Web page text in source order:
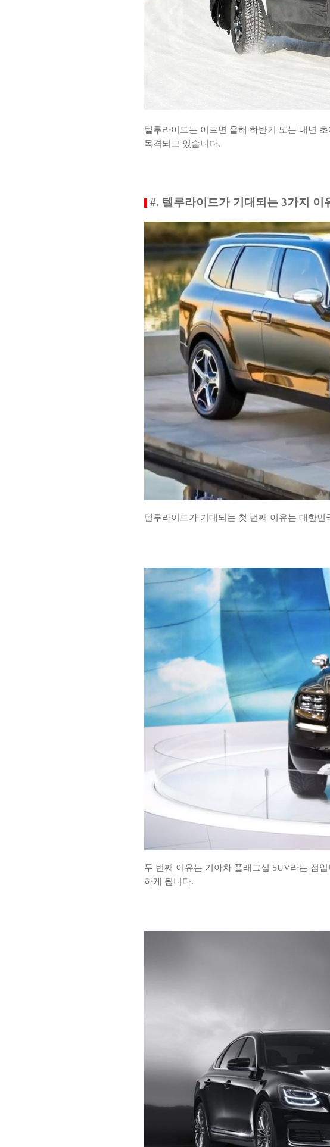
텔루라이드는 이르면 올해 하반기 또는 내년
목격되고 있습니다.
#. 텔루라이드가 기대되는 3가지 이
텔루라이드가 기대되는 첫 번째 이유는 대한
두 번째 이유는 기아차 플래그십 SUV라는 점
하게 됩니다.